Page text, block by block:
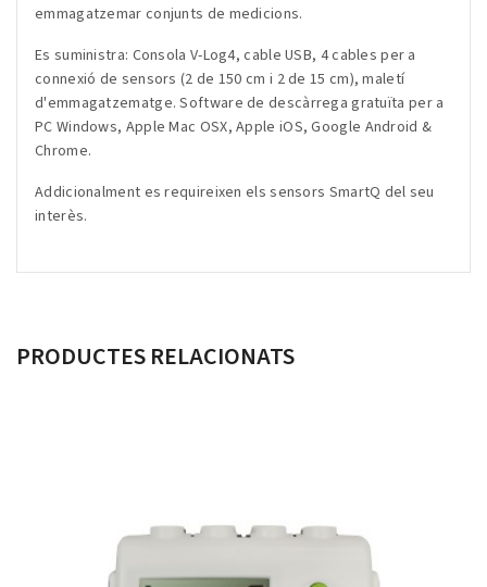
emmagatzemar conjunts de medicions.
Es suministra: Consola V-Log4, cable USB, 4 cables per a
connexió de sensors (2 de 150 cm i 2 de 15 cm), maletí
d'emmagatzematge. Software de descàrrega gratuïta per a
PC Windows, Apple Mac OSX, Apple iOS, Google Android &
Chrome.
Addicionalment es requireixen els sensors SmartQ del seu
interès.
PRODUCTES RELACIONATS